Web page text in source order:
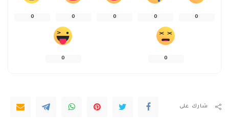
0
0
0
0
0
0
0
شارك على